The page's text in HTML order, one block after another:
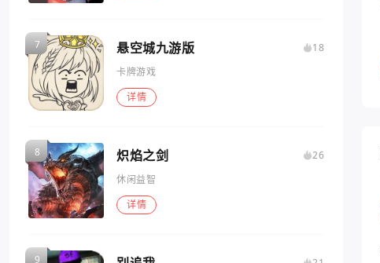
悬空城九游版
18
卡牌游戏
详情
炽焰之剑
26
休闲益智
详情